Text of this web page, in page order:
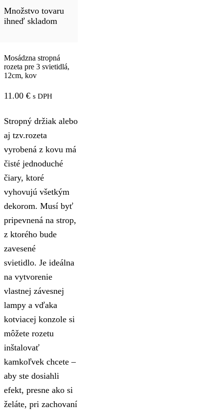
Množstvo tovaru
ihneď skladom
Mosádzna stropná
rozeta pre 3 svietidlá,
12cm, kov
11.00 € s DPH
Stropný držiak alebo
aj tzv.rozeta
vyrobená z kovu má
čisté jednoduché
čiary, ktoré
vyhovujú všetkým
dekorom. Musí byť
pripevnená na strop,
z ktorého bude
zavesené
svietidlo. Je ideálna
na vytvorenie
vlastnej závesnej
lampy a vďaka
kotviacej konzole si
môžete rozetu
inštalovať
kamkoľvek chcete –
aby ste dosiahli
efekt, presne ako si
želáte, pri zachovaní